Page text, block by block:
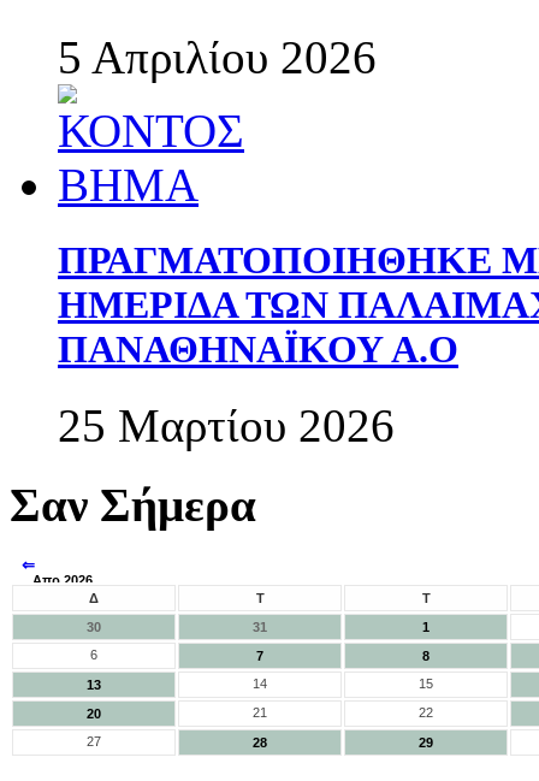
5 Απριλίου 2026
ΠΡΑΓΜΑΤΟΠΟΙΗΘΗΚΕ
ΗΜΕΡΙΔΑ ΤΩΝ
ΠΑΝΑΘΗΝΑΪΚΟΥ Α.Ο
25 Μαρτίου 2026
Σαν Σήμερα
⇐
Απρ 2026
Δ Τ
Τ
30
31
1
6
7
8
13
14 15
20 21
22
27
28 29